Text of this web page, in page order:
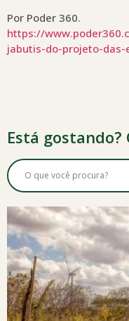
Por Poder 360.
https://
jabutis-do-projeto-
Está